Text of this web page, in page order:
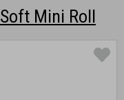
Mini Roll